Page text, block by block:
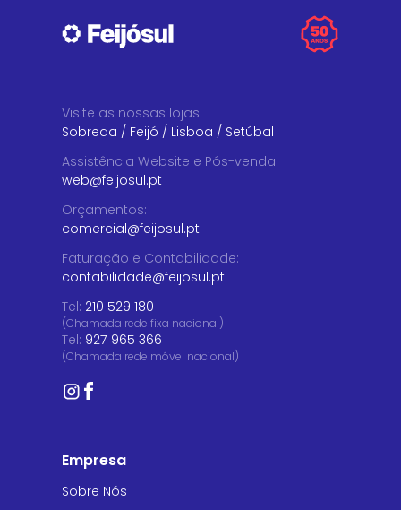
Visite as nossas lojas
Sobreda / Feijó / Lisboa / Setúbal
Assistência Website e Pós-venda:
web@feijosul.pt
Orçamentos:
comercial@feijosul.pt
Faturação e Contabilidade:
contabilidade@feijosul.pt
Tel: 210 529 180
(Chamada rede fixa nacional)
Tel: 927 965 366
(Chamada rede móvel nacional)
Empresa
Sobre Nós